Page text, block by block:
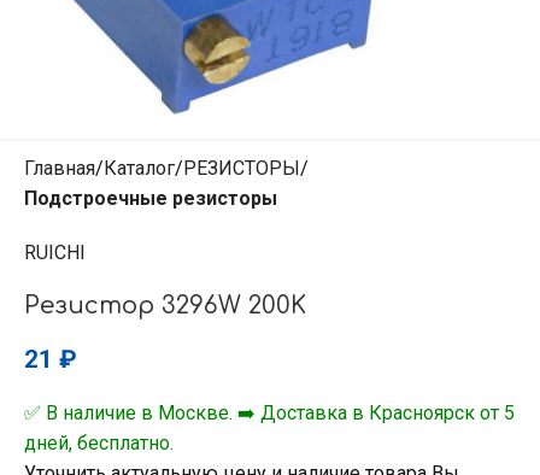
Главная Каталог РЕЗИСТОРЫ
Подстроечные резисторы
RUICHI
Резистор 3296W 200K
21 ₽
✅ В наличие в Москве. ➡️ Доставка в Красноярск от 5
дней, бесплатно.